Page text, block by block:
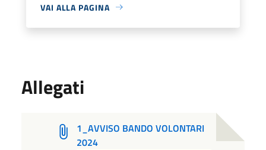
VAI ALLA PAGINA
Allegati
1_AVVISO BANDO VOLONTARI
2024